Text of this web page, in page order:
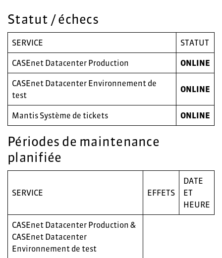
Statut / échecs
SERVICE STATUT
CASEnet Datacenter Production ONLINE
CASEnet Datacenter Environnement de
test
ONLINE
Mantis Système de tickets ONLINE
Périodes de maintenance
planifiée
SERVICE EFFETS
DATE
ET
HEURE
CASEnet Datacenter Production &
CASEnet Datacenter
Environnement de test